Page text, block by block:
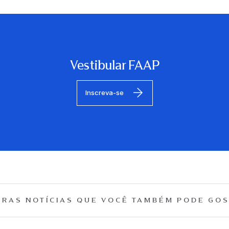
Vestibular FAAP
Inscreva-se
NOTÍCIAS QUE VOCÊ TAMBÉM PODE